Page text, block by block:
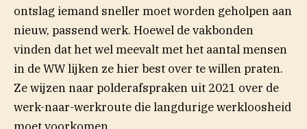
ontslag iemand sneller moet worden geholpen aan
nieuw, passend werk. Hoewel de vakbonden
vinden dat het wel meevalt met het aantal mensen
in de WW lijken ze hier best over te willen praten.
Ze wijzen naar polderafspraken uit 2021 over de
werk-naar-werkroute die langdurige werkloosheid